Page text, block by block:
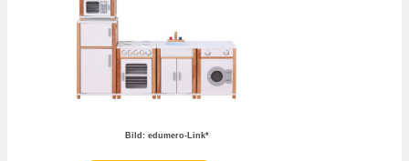
Bild: edumero-Link*